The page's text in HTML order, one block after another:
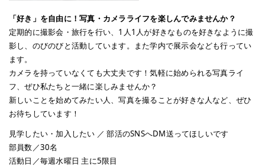
「好き」を自由に！写真・カメラライフを楽しんでみませんか？
定期的に撮影会・旅行を行い、1人1人が好きなものを好きなように撮
影し、のびのびと活動しています。また学内で展示会なども行ってい
ます。
カメラを持っていなくても大丈夫です！気軽に始められる写真ライ
フ、ぜひ私たちと一緒に楽しみませんか？
新しいことを始めてみたい人、写真を撮ることが好きな人など、ぜひ
お待ちしています！
見学したい・加入したい ／ 部活のSNSへDM送ってほしいです
部員数／30名
活動日／毎週水曜日 主に5限目